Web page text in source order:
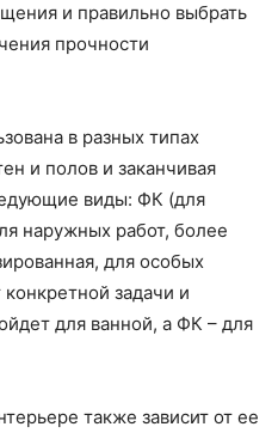
и правильно выбрать
прочности
в разных типах
и полов и заканчивая
виды: ФК (для
наружных работ, более
для особых
задачи и
для ванной, а ФК – для
также зависит от ее